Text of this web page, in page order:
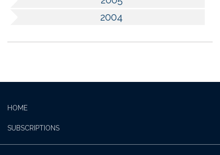
2004
HOME
SUBSCRIPTIONS